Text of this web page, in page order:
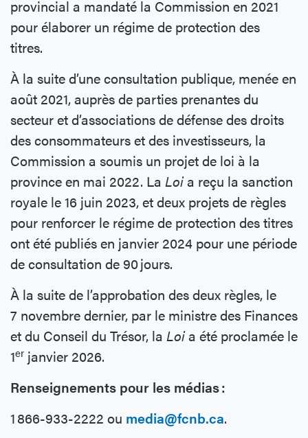
provincial a mandaté la Commission en 2021
pour élaborer un régime de protection des
titres.
À la suite d’une consultation publique, menée en
août 2021, auprès de parties prenantes du
secteur et d’associations de défense des droits
des consommateurs et des investisseurs, la
Commission a soumis un projet de loi à la
province en mai 2022. La Loia reçu la sanction
royale le 16 juin 2023, et deux projets de règles
pour renforcer le régime de protection des titres
ont été publiés en janvier 2024 pour une période
de consultation de 90 jours.
À la suite de l’approbation des deux règles, le
7 novembre dernier, par le ministre des Finances
et du Conseil du Trésor, la Loia été proclamée le
1er janvier 2026.
Renseignements pour les médias :
1 866-933-2222 ou media@fcnb.ca.